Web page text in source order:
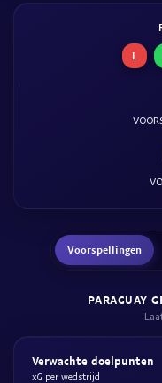
L
Voorspellingen
PARAGUAY
Verwachte doelpunten
xG per wedstrijd